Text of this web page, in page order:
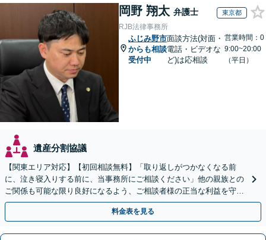
岡野 翔太 弁護士 東京都
RJB法律事務所
ふじみ野市
からも相談
受付中
面談方法(対面・
電話・ビデオな
ど)は応相談
営業時間：0
9:00~20:00
（平日）
遺産分割協議
【関東エリア対応】【初回相談無料】「取り返しがつかなくなる前
に、泣き寝入りする前に、当事務所にご相談ください」他の親族との
ご関係も可能な限り良好になるよう、ご相談者様の正当な利益を守り
つつ、双方が納得できる着地点を探ります。
料金表を見る